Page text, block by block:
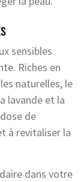
sensibles
Riches en
naturelles, le
lavande et la
de
à revitaliser la
dans votre